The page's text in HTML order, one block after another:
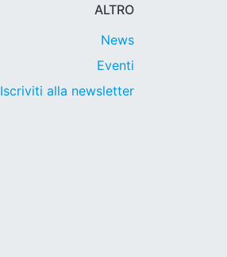
ALTRO
News
Eventi
Iscriviti alla newsletter